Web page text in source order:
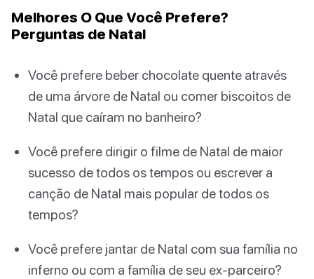
Melhores O Que Você Prefere?
Perguntas de Natal
Você prefere beber chocolate quente através
de uma árvore de Natal ou comer biscoitos de
Natal que caíram no banheiro?
Você prefere dirigir o filme de Natal de maior
sucesso de todos os tempos ou escrever a
canção de Natal mais popular de todos os
tempos?
Você prefere jantar de Natal com sua família no
inferno ou com a família de seu ex-parceiro?